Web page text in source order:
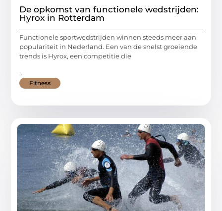
De opkomst van functionele wedstrijden:
Hyrox in Rotterdam
Functionele sportwedstrijden winnen steeds meer aan
populariteit in Nederland. Een van de snelst groeiende
trends is Hyrox, een competitie die
...
Fitness